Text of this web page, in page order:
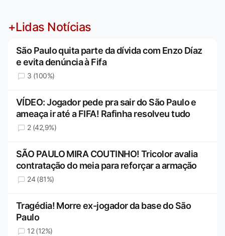
+Lidas Notícias
São Paulo quita parte da dívida com Enzo Díaz
e evita denúncia à Fifa
3 (100%)
VÍDEO: Jogador pede pra sair do São Paulo e
ameaça ir até a FIFA! Rafinha resolveu tudo
2 (42,9%)
SÃO PAULO MIRA COUTINHO! Tricolor avalia
contratação do meia para reforçar a armação
24 (81%)
Tragédia! Morre ex-jogador da base do São
Paulo
12 (12%)